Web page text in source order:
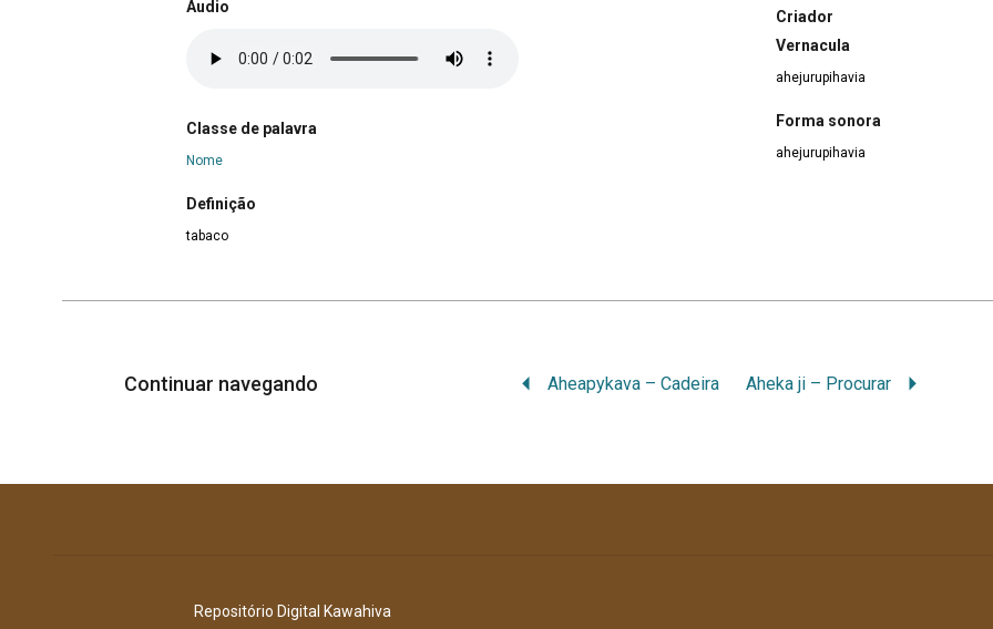
Audio
Classe de palavra
Nome
Definição
tabaco
Criador
Vernacula
ahejurupihavia
Forma sonora
ahejurupihavia
Continuar navegando Aheapykava – Cadeira Aheka ji – Procurar
Repositório Digital Kawahiva